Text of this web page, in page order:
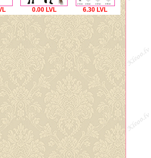
0.00 LVL 6.30 LVL